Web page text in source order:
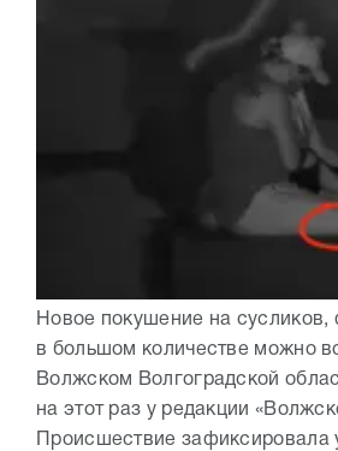
Новое покушение на сусликов,
в большом количестве можно
Волжском Волгоградской
на этот раз у редакции
Происшествие зафиксировала